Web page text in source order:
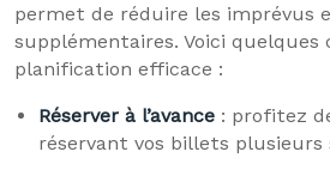
permet de réduire les imprévus
supplémentaires. Voici quelques
planification efficace :
Réserver à l’avance : profitez
réservant vos billets plusieurs